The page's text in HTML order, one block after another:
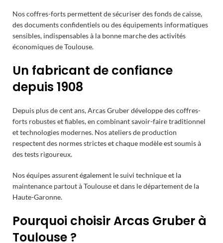
Nos coffres-forts permettent de sécuriser des fonds de caisse,
des documents confidentiels ou des équipements informatiques
sensibles, indispensables à la bonne marche des activités
économiques de Toulouse.
Un fabricant de confiance
depuis 1908
Depuis plus de cent ans, Arcas Gruber développe des coffres-
forts robustes et fiables, en combinant savoir-faire traditionnel
et technologies modernes. Nos ateliers de production
respectent des normes strictes et chaque modèle est soumis à
des tests rigoureux.
Nos équipes assurent également le suivi technique et la
maintenance partout à Toulouse et dans le département de la
Haute-Garonne.
Pourquoi choisir Arcas Gruber à
Toulouse ?